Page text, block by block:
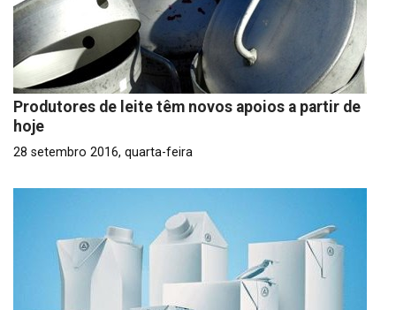
Produtores de leite têm novos apoios a partir de
hoje
28 setembro 2016, quarta-feira